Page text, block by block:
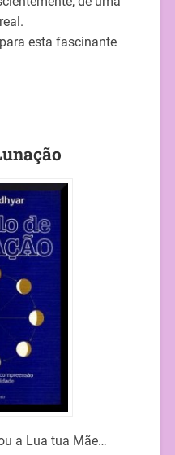
esta fascinante
a Lua tua Mãe…